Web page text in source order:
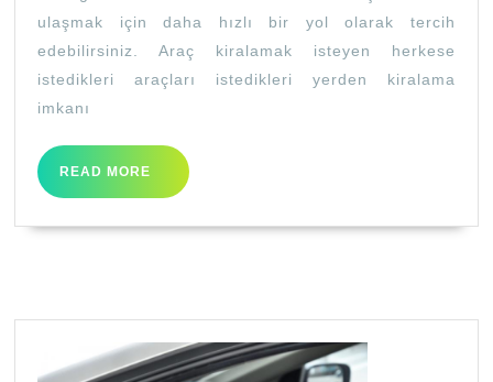
ulaşmak için daha hızlı bir yol olarak tercih
edebilirsiniz. Araç kiralamak isteyen herkese
istedikleri araçları istedikleri yerden kiralama
imkanı
READ MORE
READ
MORE